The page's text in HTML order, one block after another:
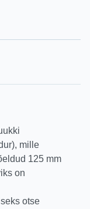
mille
125 mm
on
otse